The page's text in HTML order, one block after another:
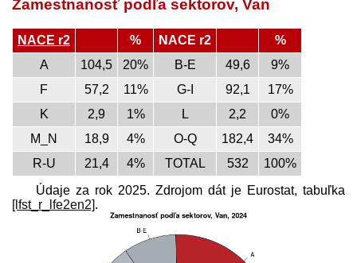
Zamestnanosť podľa sektorov, Van
NACE r2 % NACE r2
%
A
104,5 20% B-E 49,6
9%
F
57,2 11% G-I 92,1
17%
K
2,9 1% L 2,2
0%
M_N
18,9 4% O-Q 182,4
34%
R-U
21,4 4% TOTAL 532
100%
Údaje za rok 2025. Zdrojom dát je Eurostat, tabuľka
[lfst_r_lfe2en2].